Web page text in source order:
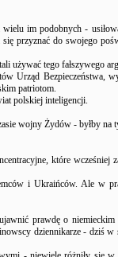
im podobnych -
przyznać do swojego
używać tego fałszywego
Urząd Bezpieczeństwa,
patriotom.
polskiej inteligencji.
wojny Żydów - byłby na
które wcześniej
i Ukraińców. Ale w
prawdę o
dziennikarze - dziś w